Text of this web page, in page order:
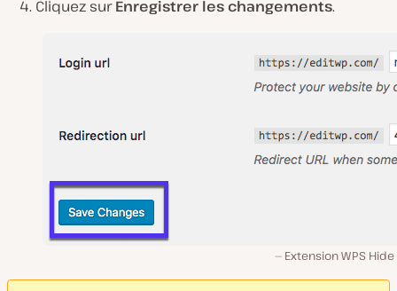
Cliquez surEnregistrer les changements.
Extension WPS Hide